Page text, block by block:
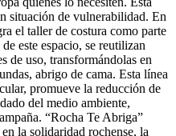
situación de vulnerabilidad. En
el taller de costura como parte
este espacio, se reutilizan
de uso, transformándolas en
abrigo de cama. Esta línea
promueve la reducción de
del medio ambiente,
“Rocha Te Abriga”
la solidaridad rochense, la